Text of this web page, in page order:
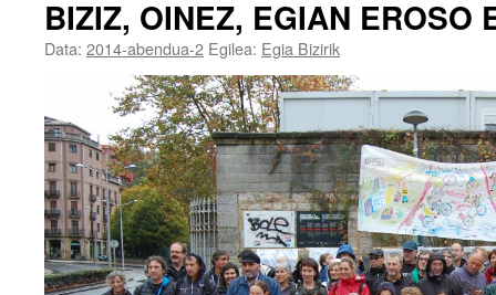
BIZIZ, OINEZ, EGIAN EROSO
Data: 2014-abendua-2 Egilea: Egia Bizirik